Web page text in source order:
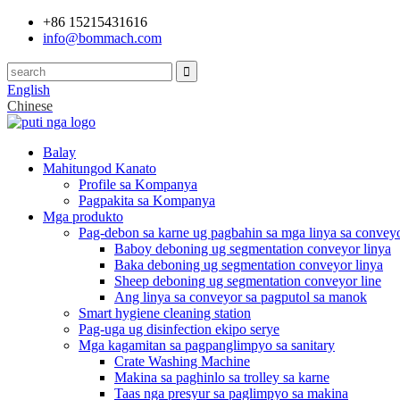
+86 15215431616
info@bommach.com
English
Chinese
Balay
Mahitungod Kanato
Profile sa Kompanya
Pagpakita sa Kompanya
Mga produkto
Pag-debon sa karne ug pagbahin sa mga linya sa
Baboy deboning ug segmentation conveyor linya
Baka deboning ug segmentation conveyor linya
Sheep deboning ug segmentation conveyor line
Ang linya sa conveyor sa pagputol sa manok
Smart hygiene cleaning station
Pag-uga ug disinfection ekipo serye
Mga kagamitan sa pagpanglimpyo sa sanitary
Crate Washing Machine
Makina sa paghinlo sa trolley sa karne
Taas nga presyur sa paglimpyo sa makina